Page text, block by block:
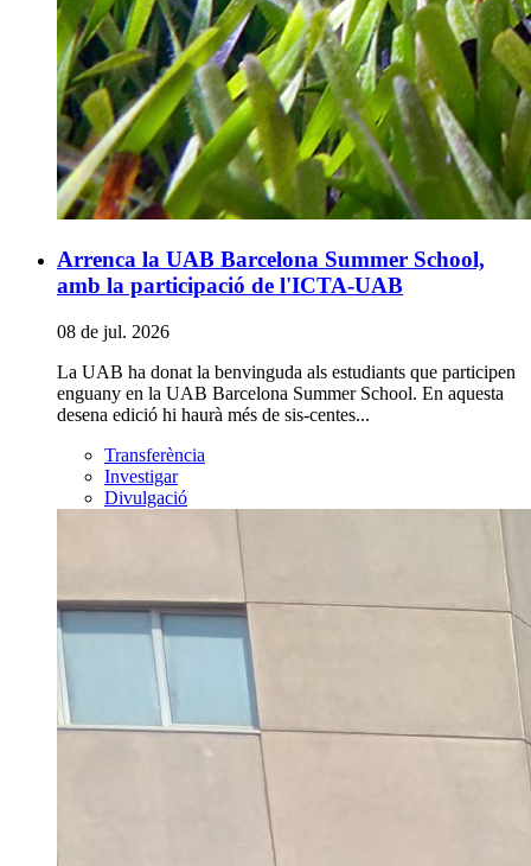
Arrenca la UAB Barcelona Summer School,
amb la participació de l'ICTA-UAB
08 de jul. 2026
La UAB ha donat la benvinguda als estudiants que participen
enguany en la UAB Barcelona Summer School. En aquesta
desena edició hi haurà més de sis-centes...
Transferència
Investigar
Divulgació